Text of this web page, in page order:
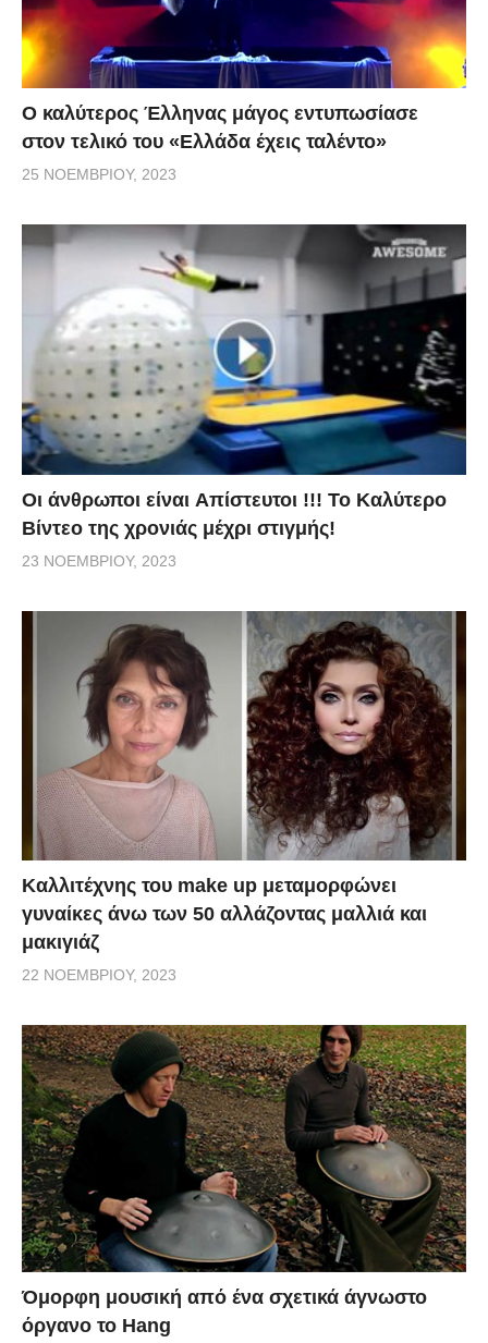
Ο καλύτερος Έλληνας μάγος εντυπωσίασε
στον τελικό του «Ελλάδα έχεις ταλέντο»
25 ΝΟΕΜΒΡΊΟΥ, 2023
Οι άνθρωποι είναι Aπίστευτοι !!! To Καλύτερο
Βίντεο της χρονιάς μέχρι στιγμής!
23 ΝΟΕΜΒΡΊΟΥ, 2023
Καλλιτέχνης του make up μεταμορφώνει
γυναίκες άνω των 50 αλλάζοντας μαλλιά και
μακιγιάζ
22 ΝΟΕΜΒΡΊΟΥ, 2023
Όμορφη μουσική από ένα σχετικά άγνωστο
όργανο το Hang